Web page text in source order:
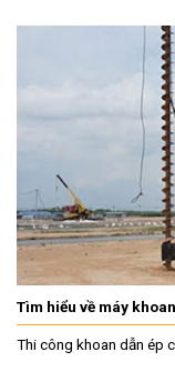
Tìm hiểu về máy
Thi công khoan dẫn ép